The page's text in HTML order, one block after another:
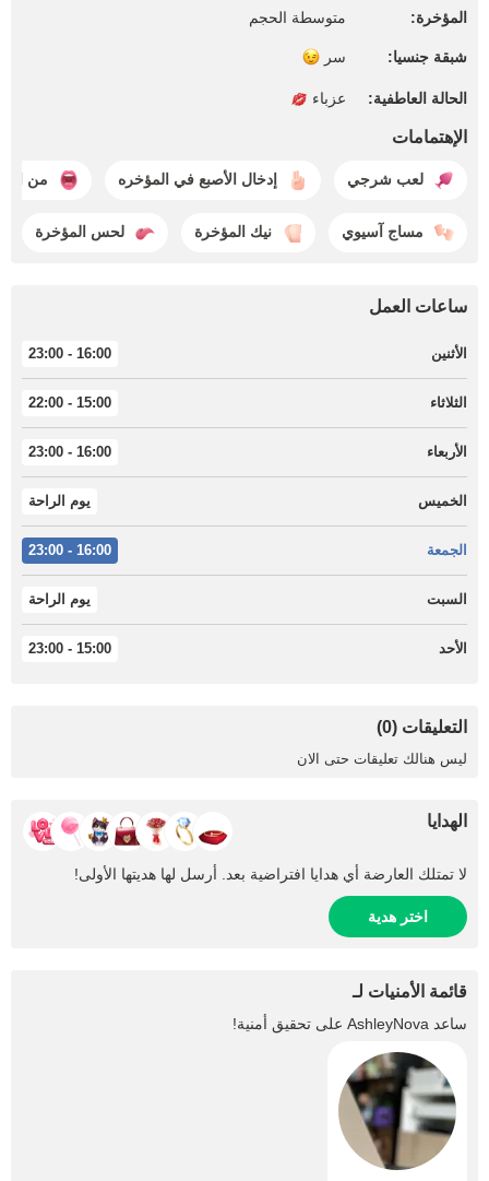
المؤخرة: متوسطة الحجم
شبقة جنسيا: سر
الحالة العاطفية: عزباء
الإهتمامات
لعب شرجي إدخال الأصبع في المؤخره من
مساج آسيوي نيك المؤخرة لحس المؤخرة
ساعات العمل
الأثنين 16:00 - 23:00
الثلاثاء 15:00 - 22:00
الأربعاء 16:00 - 23:00
الخميس يوم الراحة
الجمعة 16:00 - 23:00
السبت يوم الراحة
الأحد 15:00 - 23:00
التعليقات (0)
ليس هنالك تعليقات حتى الان
الهدايا
لا تمتلك العارضة أي هدايا افتراضية بعد. أرسل لها هديتها الأولى!
اختر هدية
قائمة الأمنيات لـ
ساعد AshleyNova على تحقيق أمنية!